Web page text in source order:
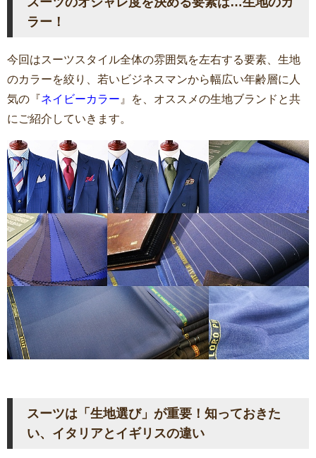
ラー！
今回はスーツスタイル全体の雰囲気を左右する要素、生地
のカラーを絞り、若いビジネスマンから幅広い年齢層に人
気の『ネイビーカラー 』を、オススメの生地ブランドと共
にご紹介していきます。
スーツは「生地選び」が重要！知っておきた
い、イタリアとイギリスの違い